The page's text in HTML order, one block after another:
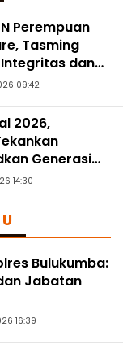
Perempuan
Tasming
dan
09:42
2026,
Generasi
14:30
Bulukumba:
Jabatan
16:39